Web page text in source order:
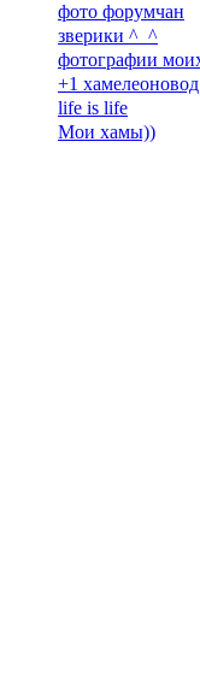
фото форумчан
зверики ^_^
фотографии
+1
life is life
Мои хамы))